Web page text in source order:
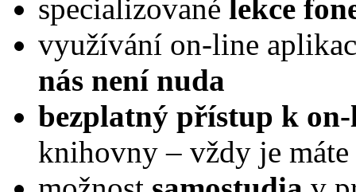
specializované lekce
využívání on-line
nás není nuda
bezplatný přístup k
knihovny – vždy je máte